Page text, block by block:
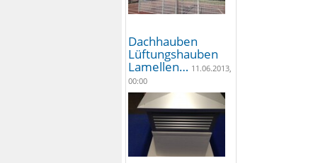
Dachhauben
Lüftungshauben
Lamellen… 11.06.2013,
00:00